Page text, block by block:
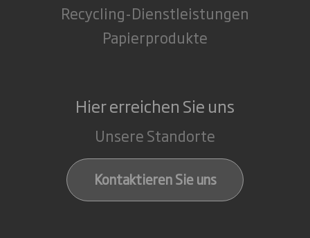
Recycling-Dienstleistungen
Papierprodukte
Hier erreichen Sie uns
Unsere Standorte
Kontaktieren Sie uns